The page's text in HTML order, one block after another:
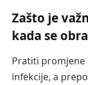
Zašto je
kada se
Pratiti promjene
infekcije, a